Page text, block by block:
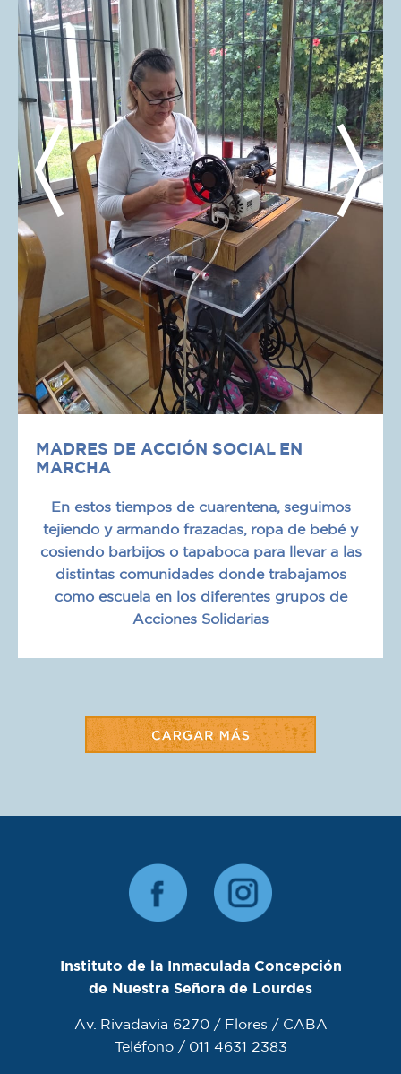
MADRES DE ACCIÓN SOCIAL EN
MARCHA
En estos tiempos de cuarentena, seguimos
tejiendo y armando frazadas, ropa de bebé y
cosiendo barbijos o tapaboca para llevar a las
distintas comunidades donde trabajamos
como escuela en los diferentes grupos de
Acciones Solidarias
Instituto de la Inmaculada Concepción
de Nuestra Señora de Lourdes
Av. Rivadavia 6270 / Flores / CABA
Teléfono / 011 4631 2383